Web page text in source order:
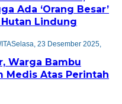
Ada ‘Orang Besar’
Lindung
Selasa, 23 Desember 2025,
Warga Bambu
Medis Atas Perintah